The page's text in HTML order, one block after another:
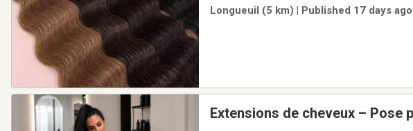
Commander vos extensions directement en
Longueuil (5 km) | Published 17 days ago
Extensions de cheveux – Pose